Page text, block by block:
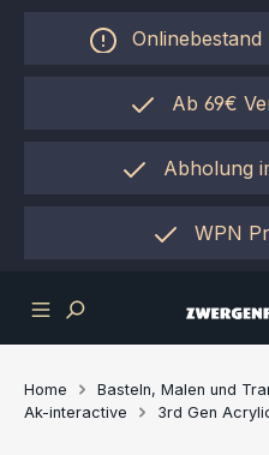
Zum Hauptinhalt springen
Onlinebestand
Ab 69€
Abholung
einfach per
WPN
Home Basteln, Malen und
Ak-interactive
3rd Gen